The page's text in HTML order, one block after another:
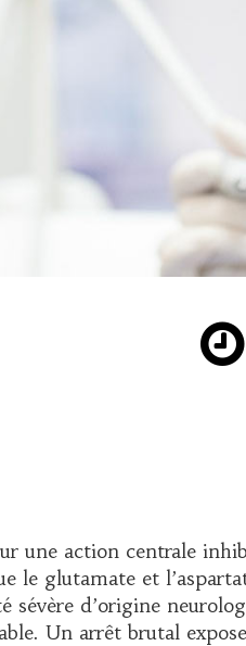
une action centrale
le glutamate et
d’origine
Un arrêt brutal